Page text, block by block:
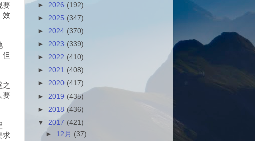
要
效
但
之
要
求
► 2026 (192)
► 2025 (347)
► 2024 (370)
► 2023 (339)
► 2022 (410)
► 2021 (408)
► 2020 (417)
► 2019 (435)
► 2018 (436)
▼ 2017 (421)
► 12月 (37)